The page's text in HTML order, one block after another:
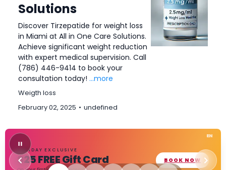
Solutions
Discover Tirzepatide for weight loss
in Miami at All in One Care Solutions.
Achieve significant weight reduction
with expert medical supervision. Call
(786) 446-9414 to book your
consultation today! ...more
Weigth loss
February 02, 2025 • undefined
EN
HOLIDAY EXCLUSIVE
$25 FREE Gift Card BOOK NOW